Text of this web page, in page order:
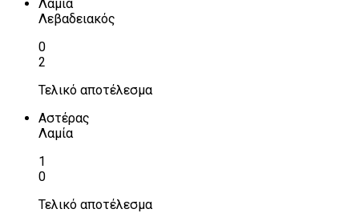
Λαμία
Λεβαδειακός
0
2
Τελικό αποτέλεσμα
Αστέρας
Λαμία
1
0
Τελικό αποτέλεσμα